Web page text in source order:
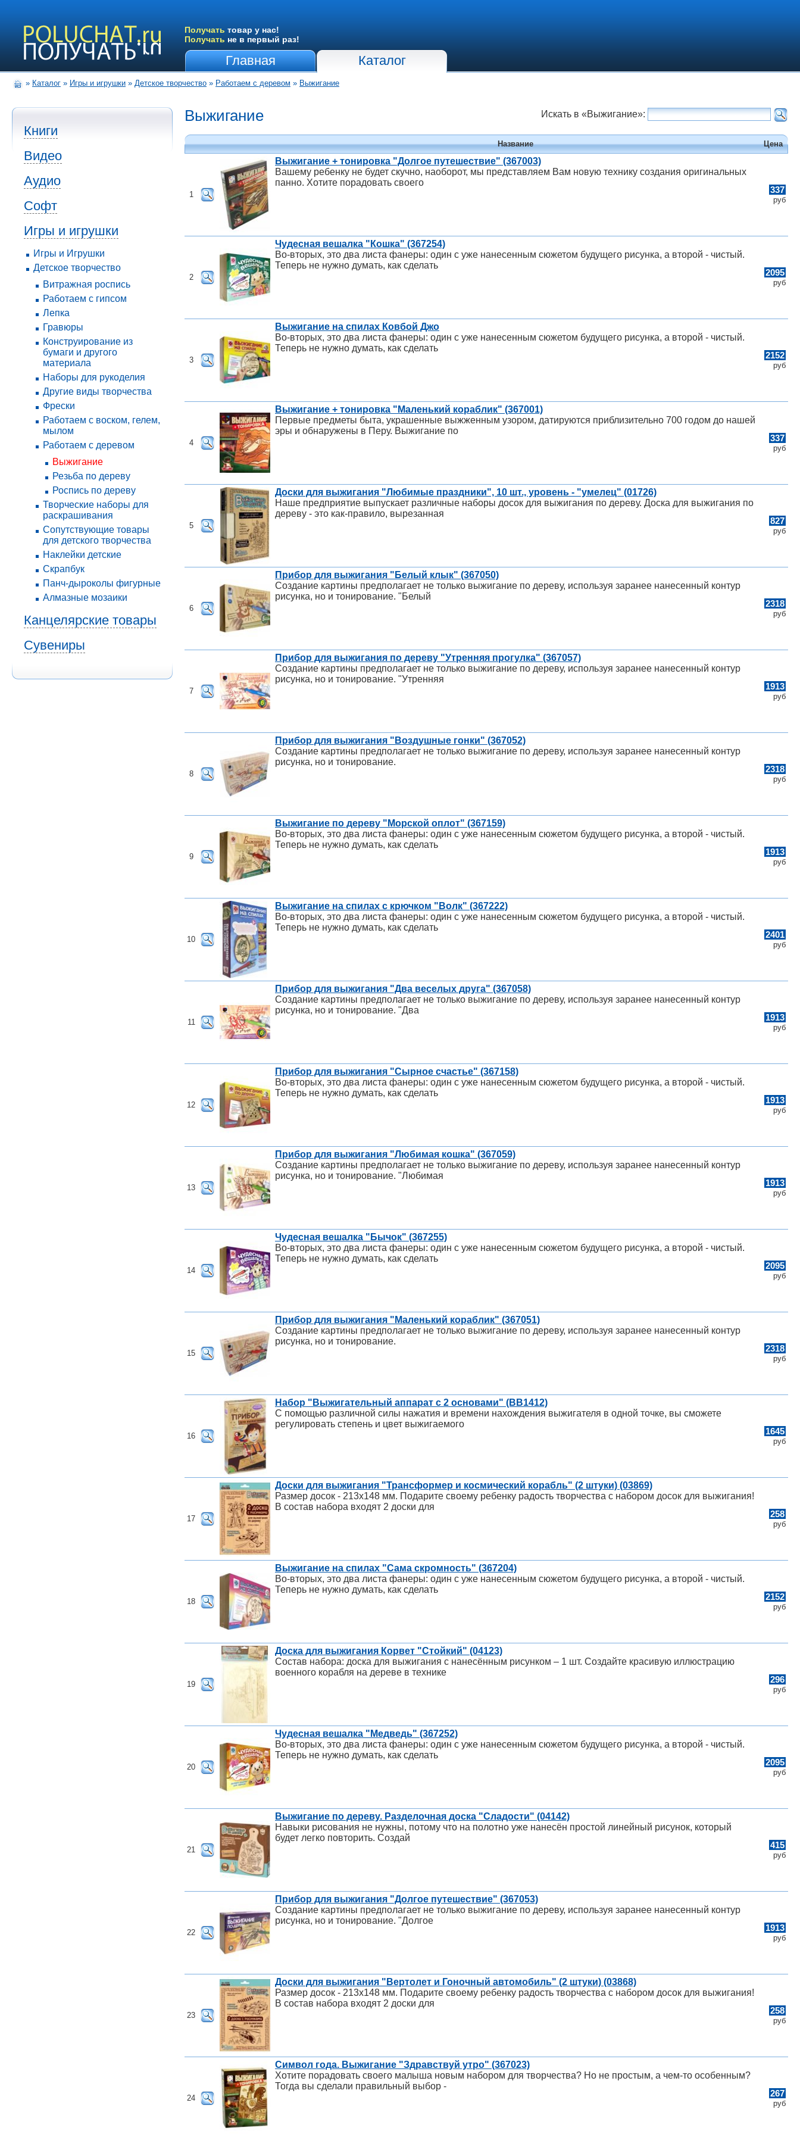
Получать товар у нас!
Получать не в первый раз!
Главная Каталог
» Каталог » Игры и игрушки » Детское творчество » Работаем с деревом » Выжигание
Книги
Видео
Аудио
Софт
Игры и игрушки
Игры и Игрушки
Детское творчество
Витражная роспись
Работаем с гипсом
Лепка
Гравюры
Конструирование из
бумаги и другого
материала
Наборы для рукоделия
Другие виды творчества
Фрески
Работаем с воском, гелем,
мылом
Работаем с деревом
Выжигание
Резьба по дереву
Роспись по дереву
Творческие наборы для
раскрашивания
Сопутствующие товары
для детского творчества
Наклейки детские
Скрапбук
Панч-дыроколы фигурные
Алмазные мозаики
Канцелярские товары
Сувениры
Искать в «Выжигание»:
Выжигание
Название Цена
1
Выжигание + тонировка "Долгое путешествие" (367003)
Вашему ребенку не будет скучно, наоборот, мы представляем Вам новую технику создания оригинальных
панно. Хотите порадовать своего
337
руб
2
Чудесная вешалка "Кошка" (367254)
Во-вторых, это два листа фанеры: один с уже нанесенным сюжетом будущего рисунка, а второй - чистый.
Теперь не нужно думать, как сделать
2095
руб
3
Выжигание на спилах Ковбой Джо
Во-вторых, это два листа фанеры: один с уже нанесенным сюжетом будущего рисунка, а второй - чистый.
Теперь не нужно думать, как сделать
2152
руб
4
Выжигание + тонировка "Маленький кораблик" (367001)
Первые предметы быта, украшенные выжженным узором, датируются приблизительно 700 годом до нашей
эры и обнаружены в Перу. Выжигание по
337
руб
5
Доски для выжигания "Любимые праздники", 10 шт., уровень - "умелец" (01726)
Наше предприятие выпускает различные наборы досок для выжигания по дереву. Доска для выжигания по
дереву - это как-правило, вырезанная
827
руб
6
Прибор для выжигания "Белый клык" (367050)
Создание картины предполагает не только выжигание по дереву, используя заранее нанесенный контур
рисунка, но и тонирование. "Белый
2318
руб
7
Прибор для выжигания по дереву "Утренняя прогулка" (367057)
Создание картины предполагает не только выжигание по дереву, используя заранее нанесенный контур
рисунка, но и тонирование. "Утренняя
1913
руб
8
Прибор для выжигания "Воздушные гонки" (367052)
Создание картины предполагает не только выжигание по дереву, используя заранее нанесенный контур
рисунка, но и тонирование.
2318
руб
9
Выжигание по дереву "Морской оплот" (367159)
Во-вторых, это два листа фанеры: один с уже нанесенным сюжетом будущего рисунка, а второй - чистый.
Теперь не нужно думать, как сделать
1913
руб
10
Выжигание на спилах с крючком "Волк" (367222)
Во-вторых, это два листа фанеры: один с уже нанесенным сюжетом будущего рисунка, а второй - чистый.
Теперь не нужно думать, как сделать
2401
руб
11
Прибор для выжигания "Два веселых друга" (367058)
Создание картины предполагает не только выжигание по дереву, используя заранее нанесенный контур
рисунка, но и тонирование. "Два
1913
руб
12
Прибор для выжигания "Сырное счастье" (367158)
Во-вторых, это два листа фанеры: один с уже нанесенным сюжетом будущего рисунка, а второй - чистый.
Теперь не нужно думать, как сделать
1913
руб
13
Прибор для выжигания "Любимая кошка" (367059)
Создание картины предполагает не только выжигание по дереву, используя заранее нанесенный контур
рисунка, но и тонирование. "Любимая
1913
руб
14
Чудесная вешалка "Бычок" (367255)
Во-вторых, это два листа фанеры: один с уже нанесенным сюжетом будущего рисунка, а второй - чистый.
Теперь не нужно думать, как сделать
2095
руб
15
Прибор для выжигания "Маленький кораблик" (367051)
Создание картины предполагает не только выжигание по дереву, используя заранее нанесенный контур
рисунка, но и тонирование.
2318
руб
16
Набор "Выжигательный аппарат с 2 основами" (ВВ1412)
С помощью различной силы нажатия и времени нахождения выжигателя в одной точке, вы сможете
регулировать степень и цвет выжигаемого
1645
руб
17
Доски для выжигания "Трансформер и космический корабль" (2 штуки) (03869)
Размер досок - 213х148 мм. Подарите своему ребенку радость творчества с набором досок для выжигания!
В состав набора входят 2 доски для
258
руб
18
Выжигание на спилах "Сама скромность" (367204)
Во-вторых, это два листа фанеры: один с уже нанесенным сюжетом будущего рисунка, а второй - чистый.
Теперь не нужно думать, как сделать
2152
руб
19
Доска для выжигания Корвет "Стойкий" (04123)
Состав набора: доска для выжигания с нанесённым рисунком – 1 шт. Создайте красивую иллюстрацию
военного корабля на дереве в технике
296
руб
20
Чудесная вешалка "Медведь" (367252)
Во-вторых, это два листа фанеры: один с уже нанесенным сюжетом будущего рисунка, а второй - чистый.
Теперь не нужно думать, как сделать
2095
руб
21
Выжигание по дереву. Разделочная доска "Сладости" (04142)
Навыки рисования не нужны, потому что на полотно уже нанесён простой линейный рисунок, который
будет легко повторить. Создай
415
руб
22
Прибор для выжигания "Долгое путешествие" (367053)
Создание картины предполагает не только выжигание по дереву, используя заранее нанесенный контур
рисунка, но и тонирование. "Долгое
1913
руб
23
Доски для выжигания "Вертолет и Гоночный автомобиль" (2 штуки) (03868)
Размер досок - 213х148 мм. Подарите своему ребенку радость творчества с набором досок для выжигания!
В состав набора входят 2 доски для
258
руб
24
Символ года. Выжигание "Здравствуй утро" (367023)
Хотите порадовать своего малыша новым набором для творчества? Но не простым, а чем-то особенным?
Тогда вы сделали правильный выбор -
267
руб